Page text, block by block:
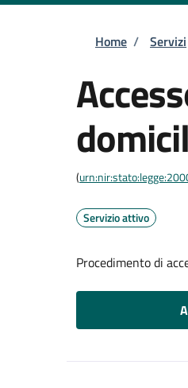
Home / Servizi
(
Servizio attivo
Procedimento di